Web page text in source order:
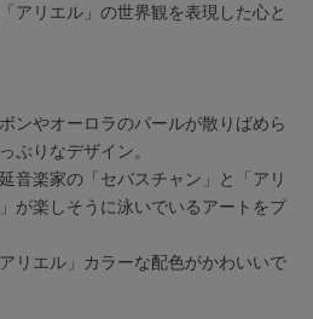
アリエル」の世界観を表現した心と
ンやオーロラのパールが散りばめら
ぷりなデザイン。
音楽家の「セバスチャン」と「アリ
が楽しそうに泳いでいるアートをプ
リエル」カラーな配色がかわいいで